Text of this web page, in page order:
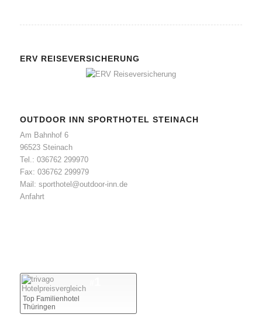
ERV REISEVERSICHERUNG
OUTDOOR INN SPORTHOTEL STEINACH
Am Bahnhof 6
96523 Steinach
Tel.: 036762 299970
Fax: 036762 299979
Mail: sporthotel@outdoor-inn.de
Anfahrt
Top Familienhotel
Thüringen